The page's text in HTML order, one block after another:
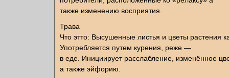
также изменению восприятия.
Трава
Что этто: Высушенные листья и цветы растения
Употребляется путем курения, реже —
в еде. Инициирует расслабление, изменённое
а также эйфорию.